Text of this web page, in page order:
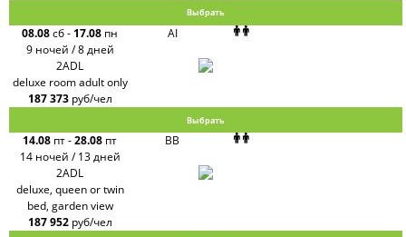
Выбрать
08.08сб- 17.08 пн
9 ночей / 8 дней
AI
2ADL
deluxe room adult only
187 373 руб/чел
Выбрать
14.08 пт-28.08 пт
14 ночей / 13 дней
BB
2ADL
deluxe, queen or twin
bed, garden view
187 952 руб/чел